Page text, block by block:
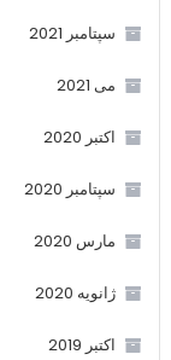
سپتامبر 2021
می 2021
اکتبر 2020
سپتامبر 2020
مارس 2020
ژانویه 2020
اکتبر 2019